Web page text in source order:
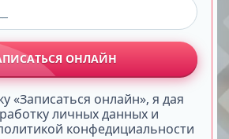
ОНЛАЙН
«Записаться онлайн», я дая
личных данных и
конфедициальности